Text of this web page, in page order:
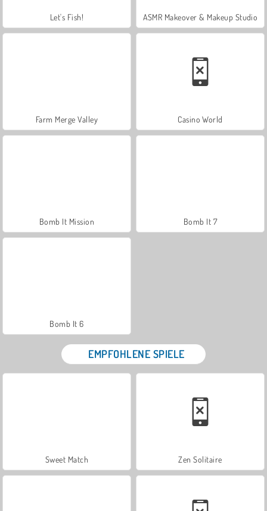
Let's Fish! ASMR Makeover & Makeup Studio
Farm Merge Valley Casino World
Bomb It Mission Bomb It 7
Bomb It 6
EMPFOHLENE SPIELE
Sweet Match Zen Solitaire